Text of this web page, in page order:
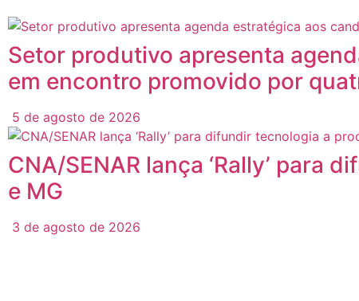
Setor produtivo apresenta
em encontro promovido por
5 de agosto de 2026
CNA/SENAR lança ‘Rally’ para
e MG
3 de agosto de 2026